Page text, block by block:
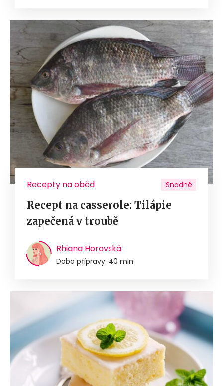
Recepty na oběd Snadné
Recept na casserole: Tilápie
zapečená v troubě
Rhiana Horovská
Doba přípravy: 40 min